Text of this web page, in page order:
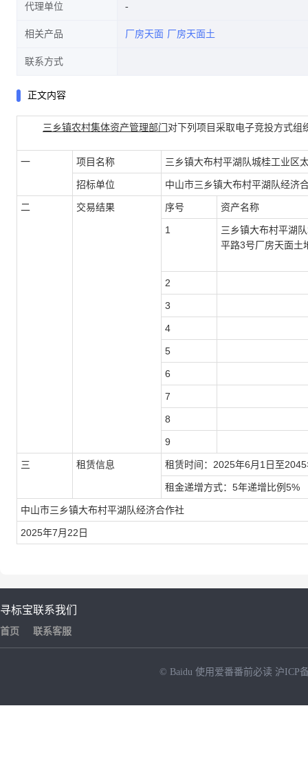
代理单位
相关产品 厂房天面 厂房天面土
联系方式
正文内容
三乡镇农村集体资产管理部门对下列项目采取电子竞投方式组
一 项目名称 三乡镇大布村平湖队城桂工业区
招标单位 中山市三乡镇大布村平湖队经济
二 交易结果 序号 资产名称
1
三乡镇大布村平湖
平路3号厂房天面土
2
3
4
5
6
7
8
9
三 租赁信息 租赁时间：2025年6月1日至
租金递增方式：5年递增比例5%
中山市三乡镇大布村平湖队经济合作社
2025年7月22日
寻标宝
首页
联系我们
联系客服
© Baidu 使用爱番番前必读 沪ICP